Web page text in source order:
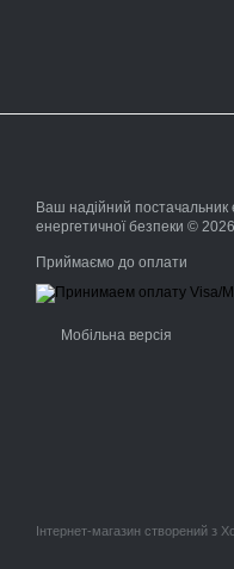
Ваш надійний постачальник
енергетичної безпеки © 2026
Приймаємо до оплати
Мобільна версія
Інтернет-магазин створений з